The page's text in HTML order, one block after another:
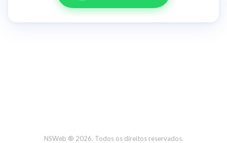
NSWeb ® 2026. Todos os direitos reservados.